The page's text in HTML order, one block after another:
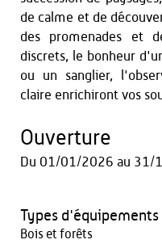
de calme et de
des promenades et
discrets, le bonheur
ou un sanglier,
claire enrichiront vos
Ouverture
Du 01/01/2026 au 31/
Types d'équipements
Bois et forêts